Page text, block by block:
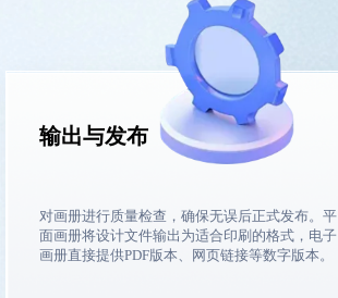
输出与发布
对画册进行质量检查，确保无误后正式发布。平
面画册将设计文件输出为适合印刷的格式，电子
画册直接提供PDF版本、网页链接等数字版本。